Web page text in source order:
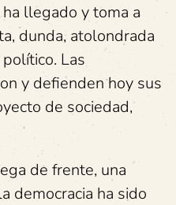
llegado y toma a
dunda, atolondrada
Las
y defienden hoy sus
de sociedad,
de frente, una
democracia ha sido